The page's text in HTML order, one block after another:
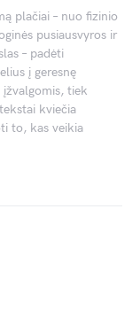
plačiai – nuo fizinio
pusiausvyros ir
– padėti
į geresnę
tiek
kviečia
to, kas veikia